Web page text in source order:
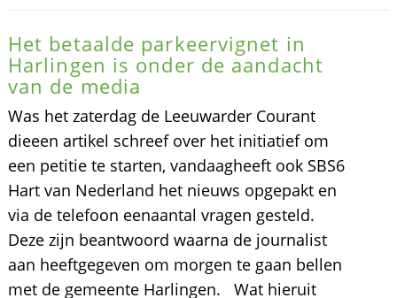
Het betaalde parkeervignet in
Harlingen is onder de aandacht
van de media
Was het zaterdag de Leeuwarder Courant
dieeen artikel schreef over het initiatief om
een petitie te starten, vandaagheeft ook SBS6
Hart van Nederland het nieuws opgepakt en
via de telefoon eenaantal vragen gesteld.
Deze zijn beantwoord waarna de journalist
aan heeftgegeven om morgen te gaan bellen
met de gemeente Harlingen. Wat hieruit